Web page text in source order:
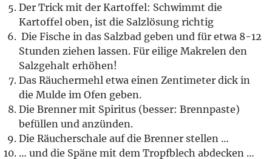
Der Trick mit der Kartoffel: Schwimmt die
Kartoffel oben, ist die Salzlösung richtig
Die Fische in das Salzbad geben und für etwa 8-12
Stunden ziehen lassen. Für eilige Makrelen den
Salzgehalt erhöhen!
Das Räuchermehl etwa einen Zentimeter dick in
die Mulde im Ofen geben.
Die Brenner mit Spiritus (besser: Brennpaste)
befüllen und anzünden.
Die Räucherschale auf die Brenner stellen …
… und die Späne mit dem Tropfblech abdecken …